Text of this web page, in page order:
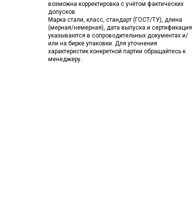
возможна корректировка с учётом фактических
допусков.
Марка стали, класс, стандарт (ГОСТ/ТУ), длина
(мерная/немерная), дата выпуска и сертификация
указываются в сопроводительных документах и/
или на бирке упаковки. Для уточнения
характеристик конкретной партии обращайтесь к
менеджеру.